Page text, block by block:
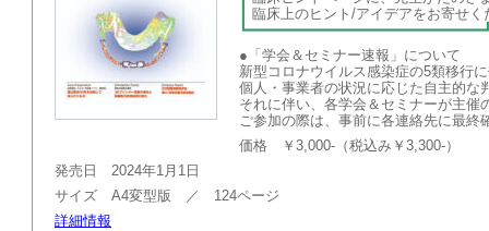
臨床上のヒント/アイデアを
●「学会＆セミナー速報」について
新型コロナウイルス感染症の5類移行
個人・事業者の状況に応じた自主的な
それに伴い、各学会＆セミナーが主
ご参加の際は、事前に各連絡先に最
価格 ￥3,000-（税込み￥3,300-）
発売日 2024年1月1日
サイズ A4変型版 ／ 124ページ
詳細情報